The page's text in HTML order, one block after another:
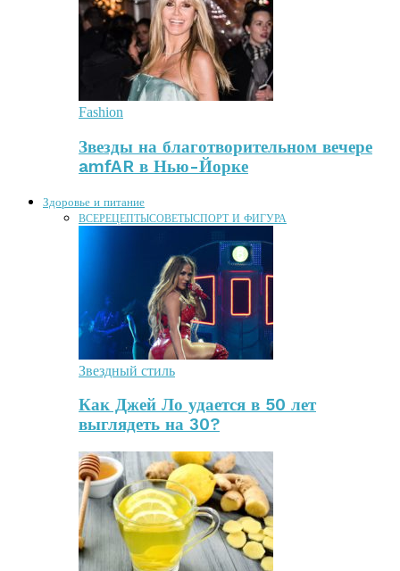
Fashion
Звезды на благотворительном вечере
amfAR в Нью-Йорке
Здоровье и питание
ВСЕРЕЦЕПТЫСОВЕТЫСПОРТ И ФИГУРА
Звездный стиль
Как Джей Ло удается в 50 лет
выглядеть на 30?